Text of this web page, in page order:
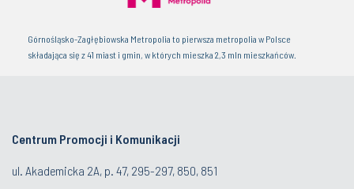
Górnośląsko-Zagłębiowska Metropolia to pierwsza metropolia w Polsce
składająca się z 41 miast i gmin, w których mieszka 2,3 mln mieszkańców.
Centrum Promocji i Komunikacji
ul. Akademicka 2A, p. 47, 295-297, 850, 851